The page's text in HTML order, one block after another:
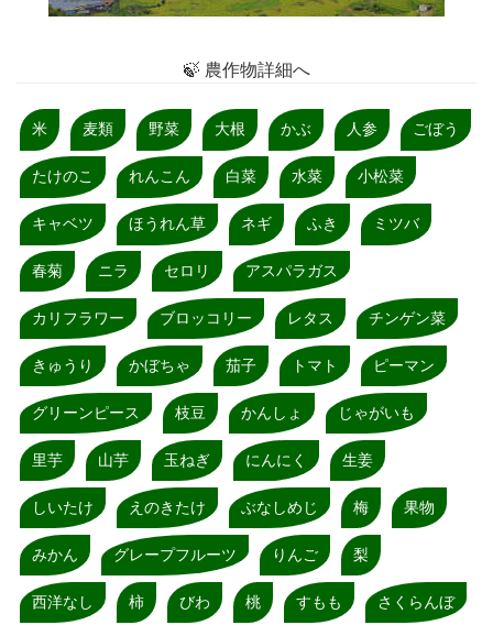
🍃 農作物詳細へ
米 麦類 野菜 大根 かぶ 人参 ごぼう
たけのこ れんこん 白菜 水菜 小松菜
キャベツ ほうれん草 ネギ ふき ミツバ
春菊 ニラ セロリ アスパラガス
カリフラワー ブロッコリー レタス チンゲン菜
きゅうり かぼちゃ 茄子 トマト ピーマン
グリーンピース 枝豆 かんしょ じゃがいも
里芋 山芋 玉ねぎ にんにく 生姜
しいたけ えのきたけ ぶなしめじ 梅 果物
みかん グレープフルーツ りんご 梨
西洋なし 柿 びわ 桃 すもも さくらんぼ